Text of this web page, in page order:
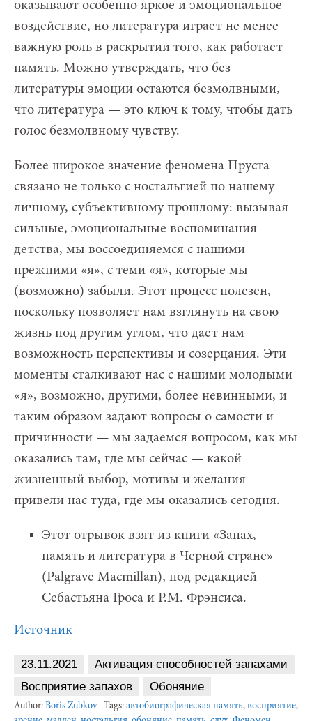
оказывают особенно яркое и эмоциональное
воздействие, но литература играет не менее
важную роль в раскрытии того, как работает
память. Можно утверждать, что без
литературы эмоции остаются безмолвными,
что литература — это ключ к тому, чтобы дать
голос безмолвному чувству.
Более широкое значение феномена Пруста
связано не только с ностальгией по нашему
личному, субъективному прошлому: вызывая
сильные, эмоциональные воспоминания
детства, мы воссоединяемся с нашими
прежними «я», с теми «я», которые мы
(возможно) забыли. Этот процесс полезен,
поскольку позволяет нам взглянуть на свою
жизнь под другим углом, что дает нам
возможность перспективы и созерцания. Эти
моменты сталкивают нас с нашими молодыми
«я», возможно, другими, более невинными, и
таким образом задают вопросы о самости и
причинности — мы задаемся вопросом, как мы
оказались там, где мы сейчас — какой
жизненный выбор, мотивы и желания
привели нас туда, где мы оказались сегодня.
Этот отрывок взят из книги «Запах,
память и литература в Черной стране»
(Palgrave Macmillan), под редакцией
Себастьяна Гроса и Р.М. Фрэнсиса.
Источник
23.11.2021
Активация способностей запахами
Восприятие запахов
Обоняние
Author: Boris Zubkov Tags: автобиографическая память, восприятие,